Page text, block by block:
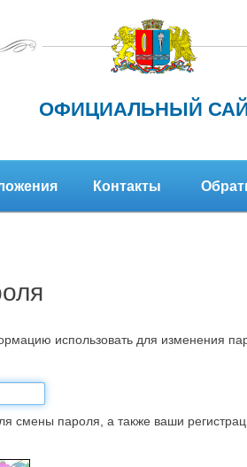
ОФИЦИАЛЬНЫЙ
Контакты
использовать для изменения
смены пароля, а также ваши